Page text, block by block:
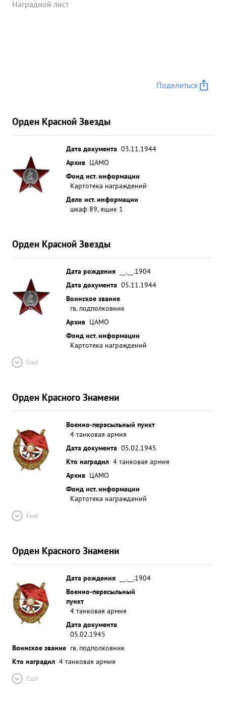
ВОЙНЫ 1 СТЕПЕНИ. ...»
Наградной лист
Поделиться
Орден Красной Звезды
Дата документа 03.11.1944
Архив ЦАМО
Фонд ист. информации
Картотека награждений
Дело ист. информации
шкаф 89, ящик 1
Орден Красной Звезды
Дата рождения
__.__.1904
Дата документа 05.11.1944
Воинское звание
гв. подполковник
Архив ЦАМО
Фонд ист. информации
Картотека награждений
Ещё
Орден Красного Знамени
Военно-пересыльный пункт
4 танковая армия
Дата документа 05.02.1945
Кто наградил 4 танковая армия
Архив ЦАМО
Фонд ист. информации
Картотека награждений
Ещё
Орден Красного Знамени
Дата рождения
__.__.1904
Военно-пересыльный
пункт
4 танковая армия
Дата документа
05.02.1945
Воинское звание гв. подполковник
Кто наградил 4 танковая армия
Ещё